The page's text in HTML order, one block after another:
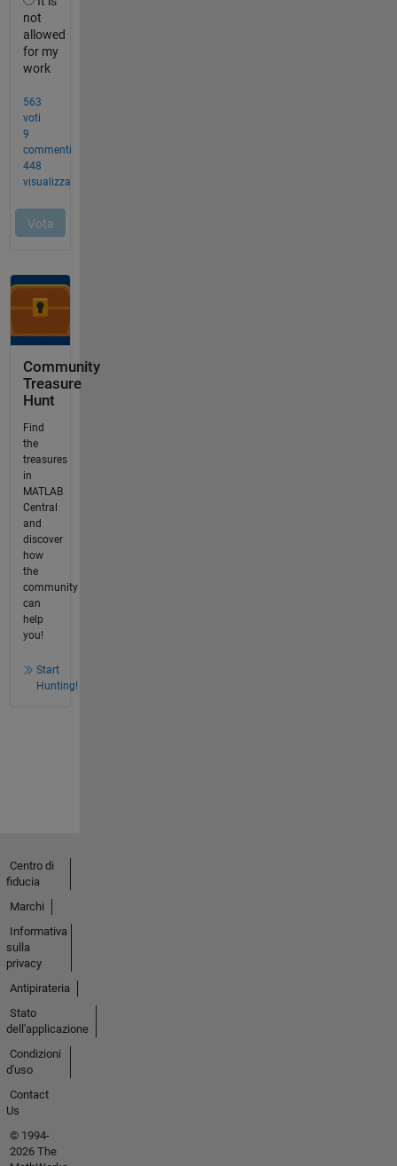
Community
Treasure
Hunt
Find
the
treasures
in
MATLAB
Central
and
discover
how
the
community
can
help
you!
Start
Hunting!
Centro di
fiducia
Marchi
Informativa
sulla
privacy
Antipirateria
Stato
dell'applicazione
Condizioni
d'uso
Contact
Us
© 1994-
2026 The